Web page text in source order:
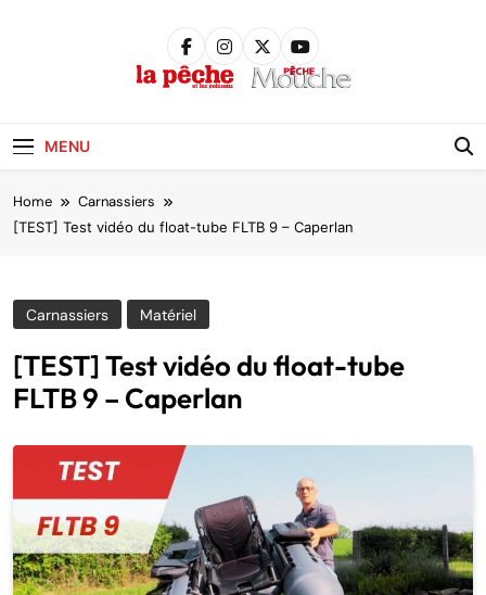
MENU
Home Carnassiers
[TEST] Test vidéo du float-tube FLTB 9 – Caperlan
Carnassiers Matériel
[TEST] Test vidéo du float-tube
FLTB 9 – Caperlan